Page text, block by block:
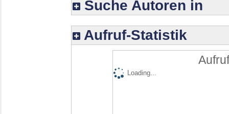
Suche Autoren in
Aufruf-Statistik
Loading...